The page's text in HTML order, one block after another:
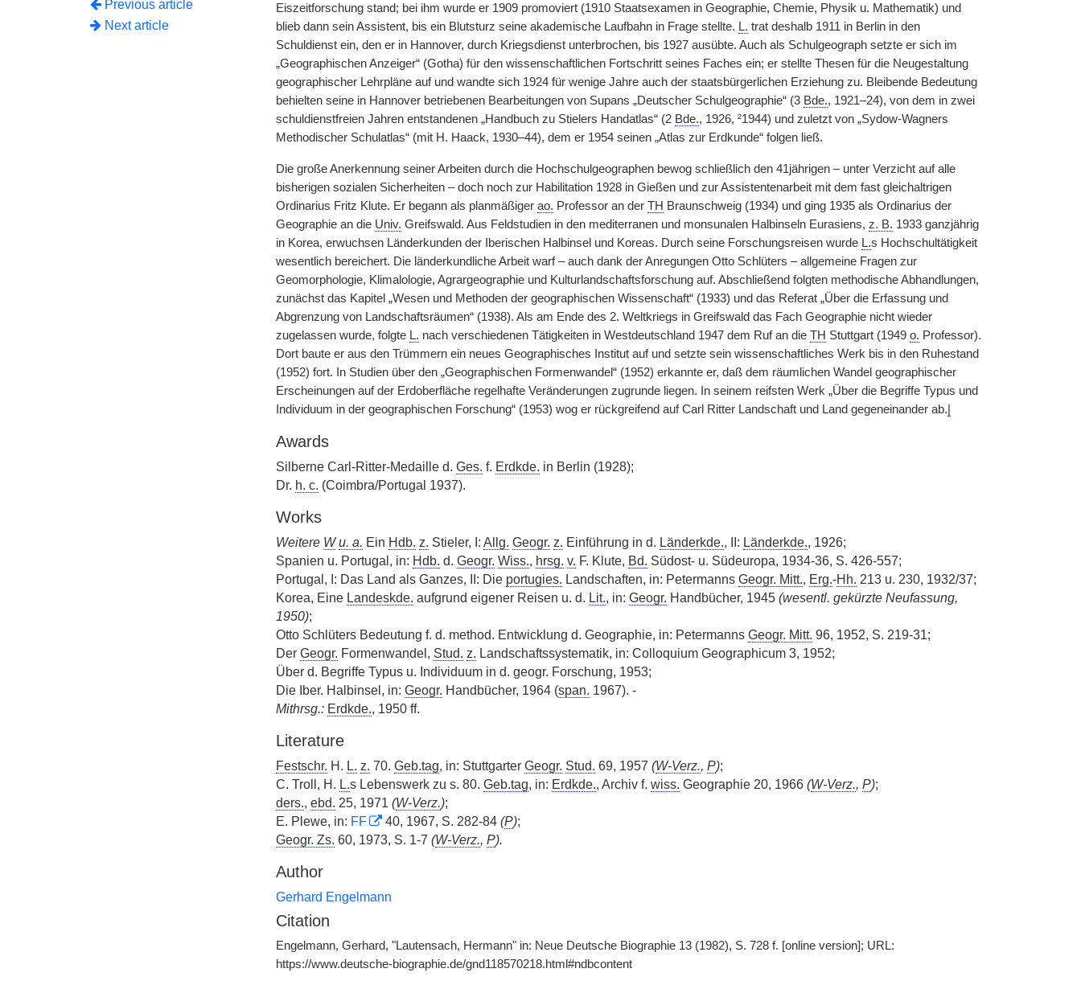
Previous article
Next article
Eiszeitforschung stand; bei ihm wurde er 1909 promoviert (1910 Staatsexamen in Geographie, Chemie, Physik u. Mathematik) und
blieb dann sein Assistent, bis ein Blutsturz seine akademische Laufbahn in Frage stellte. L. trat deshalb 1911 in Berlin in den
Schuldienst ein, den er in Hannover, durch Kriegsdienst unterbrochen, bis 1927 ausübte. Auch als Schulgeograph setzte er sich im
„Geographischen Anzeiger“ (Gotha) für den wissenschaftlichen Fortschritt seines Faches ein; er stellte Thesen für die Neugestaltung
geographischer Lehrpläne auf und wandte sich 1924 für wenige Jahre auch der staatsbürgerlichen Erziehung zu. Bleibende Bedeutung
behielten seine in Hannover betriebenen Bearbeitungen von Supans „Deutscher Schulgeographie“ (3 Bde., 1921–24), von dem in zwei
schuldienstfreien Jahren entstandenen „Handbuch zu Stielers Handatlas“ (2 Bde., 1926, ²1944) und zuletzt von „Sydow-Wagners
Methodischer Schulatlas“ (mit H. Haack, 1930–44), dem er 1954 seinen „Atlas zur Erdkunde“ folgen ließ.
Die große Anerkennung seiner Arbeiten durch die Hochschulgeographen bewog schließlich den 41jährigen – unter Verzicht auf alle
bisherigen sozialen Sicherheiten – doch noch zur Habilitation 1928 in Gießen und zur Assistentenarbeit mit dem fast gleichaltrigen
Ordinarius Fritz Klute. Er begann als planmäßiger ao. Professor an der TH Braunschweig (1934) und ging 1935 als Ordinarius der
Geographie an die Univ. Greifswald. Aus Feldstudien in den mediterranen und monsunalen Halbinseln Eurasiens, z. B. 1933 ganzjährig
in Korea, erwuchsen Länderkunden der Iberischen Halbinsel und Koreas. Durch seine Forschungsreisen wurde L.s Hochschultätigkeit
wesentlich bereichert. Die länderkundliche Arbeit warf – auch dank der Anregungen Otto Schlüters – allgemeine Fragen zur
Geomorphologie, Klimalologie, Agrargeographie und Kulturlandschaftsforschung auf. Abschließend folgten methodische Abhandlungen,
zunächst das Kapitel „Wesen und Methoden der geographischen Wissenschaft“ (1933) und das Referat „Über die Erfassung und
Abgrenzung von Landschaftsräumen“ (1938). Als am Ende des 2. Weltkriegs in Greifswald das Fach Geographie nicht wieder
zugelassen wurde, folgte L. nach verschiedenen Tätigkeiten in Westdeutschland 1947 dem Ruf an die TH Stuttgart (1949 o. Professor).
Dort baute er aus den Trümmern ein neues Geographisches Institut auf und setzte sein wissenschaftliches Werk bis in den Ruhestand
(1952) fort. In Studien über den „Geographischen Formenwandel“ (1952) erkannte er, daß dem räumlichen Wandel geographischer
Erscheinungen auf der Erdoberfläche regelhafte Veränderungen zugrunde liegen. In seinem reifsten Werk „Über die Begriffe Typus und
Individuum in der geographischen Forschung“ (1953) wog er rückgreifend auf Carl Ritter Landschaft und Land gegeneinander ab.
Awards
Silberne Carl-Ritter-Medaille d. Ges. f. Erdkde. in Berlin (1928);
Dr. h. c. (Coimbra/Portugal 1937).
Works
Weitere W u. a. Ein Hdb. z. Stieler, I: Allg. Geogr. z. Einführung in d. Länderkde., II: Länderkde., 1926;
Spanien u. Portugal, in: Hdb. d. Geogr. Wiss., hrsg. v. F. Klute, Bd. Südost- u. Südeuropa, 1934-36, S. 426-557;
Portugal, I: Das Land als Ganzes, II: Die portugies. Landschaften, in: Petermanns Geogr. Mitt., Erg.-Hh. 213 u. 230, 1932/37;
Korea, Eine Landeskde. aufgrund eigener Reisen u. d. Lit., in: Geogr. Handbücher, 1945 (wesentl. gekürzte Neufassung,
1950);
Otto Schlüters Bedeutung f. d. method. Entwicklung d. Geographie, in: Petermanns Geogr. Mitt. 96, 1952, S. 219-31;
Der Geogr. Formenwandel, Stud. z. Landschaftssystematik, in: Colloquium Geographicum 3, 1952;
Über d. Begriffe Typus u. Individuum in d. geogr. Forschung, 1953;
Die Iber. Halbinsel, in: Geogr. Handbücher, 1964 (span. 1967). -
Mithrsg.: Erdkde., 1950 ff.
Literature
Festschr. H. L. z. 70. Geb.tag, in: Stuttgarter Geogr. Stud. 69, 1957 (W-Verz., P);
C. Troll, H. L.s Lebenswerk zu s. 80. Geb.tag, in: Erdkde., Archiv f. wiss. Geographie 20, 1966 (W-Verz., P);
ders., ebd. 25, 1971 (W-Verz.);
E. Plewe, in: FF 40, 1967, S. 282-84 (P);
Geogr. Zs. 60, 1973, S. 1-7 (W-Verz., P).
Author
Gerhard Engelmann
Citation
Engelmann, Gerhard, "Lautensach, Hermann" in: Neue Deutsche Biographie 13 (1982), S. 728 f. [online version]; URL:
https://www.deutsche-biographie.de/gnd118570218.html#ndbcontent